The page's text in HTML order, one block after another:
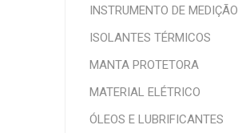
INSTRUMENTO DE MEDIÇÃO
ISOLANTES TÉRMICOS
MANTA PROTETORA
MATERIAL ELÉTRICO
ÓLEOS E LUBRIFICANTES